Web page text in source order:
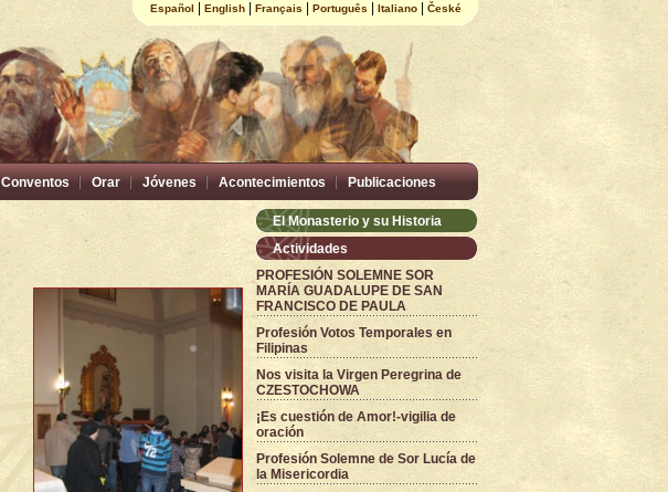
Español English| Français Português Italiano| České
Conventos Orar Jóvenes Acontecimientos Publicaciones
El Monasterio y su Historia
Actividades
PROFESIÓN SOLEMNE SOR
MARÍA GUADALUPE DE SAN
FRANCISCO DE PAULA
Profesión Votos Temporales en
Filipinas
Nos visita la Virgen Peregrina de
CZESTOCHOWA
¡Es cuestión de Amor!-vigilia de
oración
Profesión Solemne de Sor Lucía de
la Misericordia